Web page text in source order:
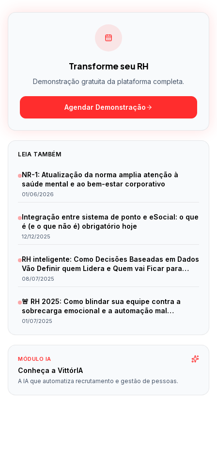
Transforme seu RH
Demonstração gratuita da plataforma completa.
Agendar Demonstração
LEIA TAMBÉM
NR-1: Atualização da norma amplia atenção à
saúde mental e ao bem-estar corporativo
01/06/2026
Integração entre sistema de ponto e eSocial: o que
é (e o que não é) obrigatório hoje
12/12/2025
RH inteligente: Como Decisões Baseadas em Dados
Vão Definir quem Lidera e Quem vai Ficar para
Trás em 2025
08/07/2025
🚨 RH 2025: Como blindar sua equipe contra a
sobrecarga emocional e a automação mal
planejada
01/07/2025
MÓDULO IA
Conheça a VittórIA
A IA que automatiza recrutamento e gestão de pessoas.